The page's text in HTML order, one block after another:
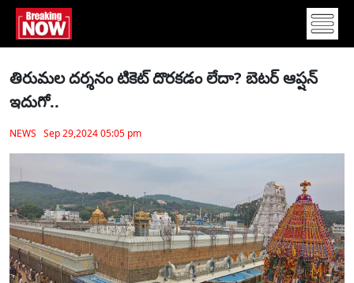
తిరుమ‌ల ద‌ర్శ‌నం టికెట్ దొర‌క‌డం లేదా? బెట‌ర్ ఆప్ష‌న్
ఇదుగో..
NEWS Sep 29,2024 05:05 pm